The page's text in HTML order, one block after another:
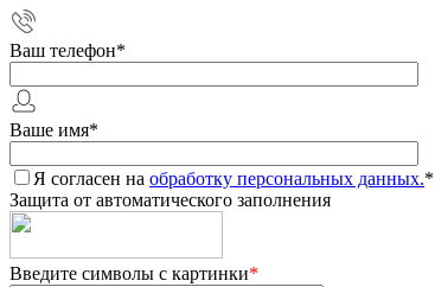
Ваш телефон*
Ваше имя*
Я согласен на обработку персональных данных.*
Защита от автоматического заполнения
Введите символы с картинки*